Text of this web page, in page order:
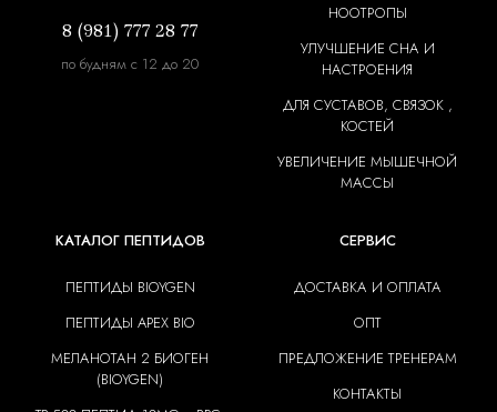
8 (981) 777 28 77
по будням с 12 до 20
НООТРОПЫ
УЛУЧШЕНИЕ СНА И
НАСТРОЕНИЯ
ДЛЯ СУСТАВОВ, СВЯЗОК ,
КОСТЕЙ
УВЕЛИЧЕНИЕ МЫШЕЧНОЙ
МАССЫ
КАТАЛОГ ПЕПТИДОВ
ПЕПТИДЫ BIOYGEN
ПЕПТИДЫ APEX BIO
МЕЛАНОТАН 2 БИОГЕН
(BIOYGEN)
СЕРВИС
ДОСТАВКА И ОПЛАТА
ОПТ
ПРЕДЛОЖЕНИЕ ТРЕНЕРАМ
КОНТАКТЫ